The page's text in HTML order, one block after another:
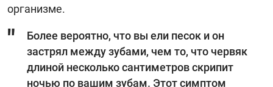
организме.
Более вероятно, что вы ели песок и он
застрял между зубами, чем то, что червяк
длиной несколько сантиметров скрипит
ночью по вашим зубам. Этот симптом